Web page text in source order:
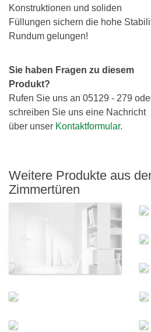
Konstruktionen und soliden
Füllungen sichern die hohe
Rundum gelungen!
Sie haben Fragen zu diesem
Produkt?
Rufen Sie uns an 05129 - 279
schreiben Sie uns eine Nachricht
über unser Kontaktformular.
Weitere Produkte aus
Zimmertüren